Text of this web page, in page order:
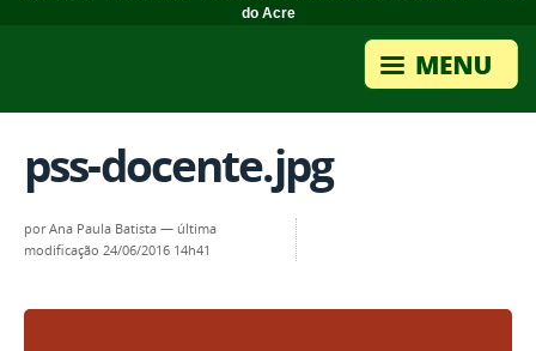
do Acre
pss-docente.jpg
porAna Paula Batista — última
modificação 24/06/2016 14h41